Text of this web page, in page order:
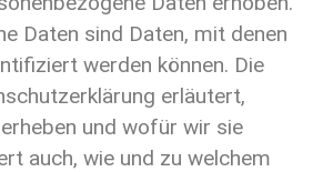
Daten sind Daten, mit denen
werden können. Die
erläutert,
und wofür wir sie
auch, wie und zu welchem